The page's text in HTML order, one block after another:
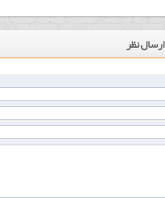
ارسال نظر